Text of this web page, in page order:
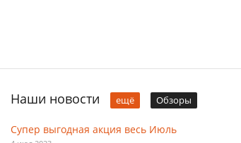
Наши новости ещё Обзоры
Супер выгодная акция весь Июль